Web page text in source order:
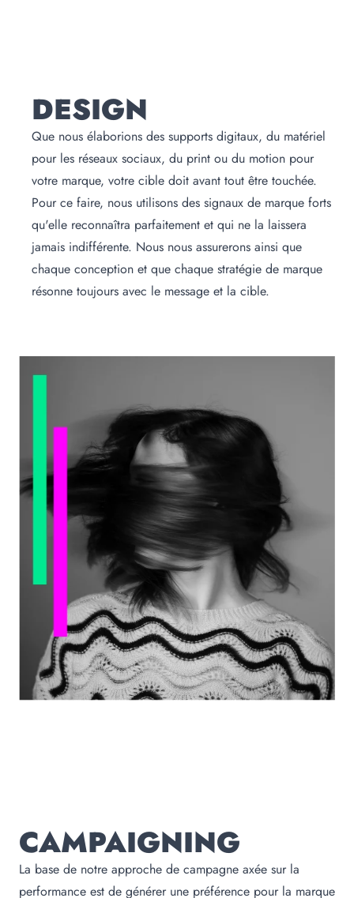
DESIGN
Que nous élaborions des supports digitaux, du matériel
pour les réseaux sociaux, du print ou du motion pour
votre marque, votre cible doit avant tout être touchée.
Pour ce faire, nous utilisons des signaux de marque forts
qu'elle reconnaîtra parfaitement et qui ne la laissera
jamais indifférente. Nous nous assurerons ainsi que
chaque conception et que chaque stratégie de marque
résonne toujours avec le message et la cible.
CAMPAIGNING
La base de notre approche de campagne axée sur la
performance est de générer une préférence pour la marque